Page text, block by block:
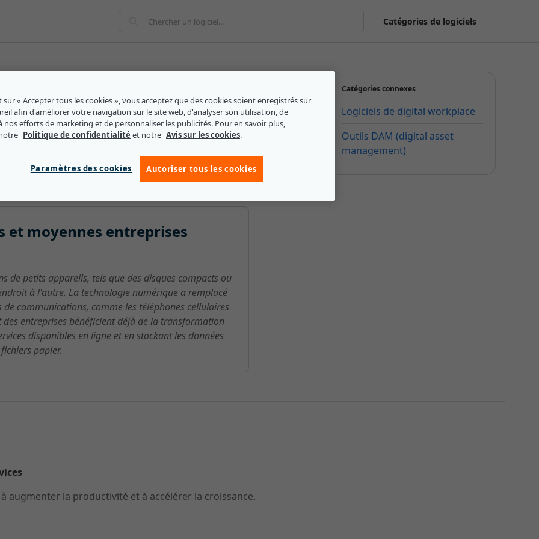
Catégories de logiciels
technologies informatiques pour améliorer
les personnes, les organisations ou les objets et
entre autres. L'adjectif peut faire référence à un
code binaire (uns et zéros). Ce système
de grands volumes de données sur Internet.
et moyennes entreprises
de petits appareils, tels que des disques compacts ou
à l'autre. La technologie numérique a remplacé
communications, comme les téléphones cellulaires
entreprises bénéficient déjà de la transformation
disponibles en ligne et en stockant les données
papier.
Catégories connexes
Logiciels de digital workplace
Outils DAM (digital asset
management)
augmenter la productivité et à accélérer la croissance.
sur « Accepter tous les cookies », vous acceptez que des cookies soient enregistrés sur
afin d'améliorer votre navigation sur le site web, d'analyser son utilisation, de
nos efforts de marketing et de personnaliser les publicités. Pour en savoir plus,
Politique de confidentialité et notre Avis sur les cookies.
Autoriser tous les cookies
Paramètres des cookies